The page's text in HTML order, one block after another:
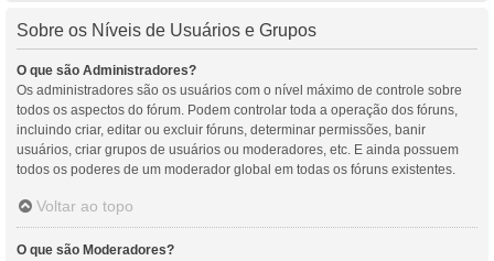
Sobre os Níveis de Usuários e Grupos
O que são Administradores?
Os administradores são os usuários com o nível máximo de controle sobre
todos os aspectos do fórum. Podem controlar toda a operação dos fóruns,
incluindo criar, editar ou excluir fóruns, determinar permissões, banir
usuários, criar grupos de usuários ou moderadores, etc. E ainda possuem
todos os poderes de um moderador global em todas os fóruns existentes.
Voltar ao topo
O que são Moderadores?